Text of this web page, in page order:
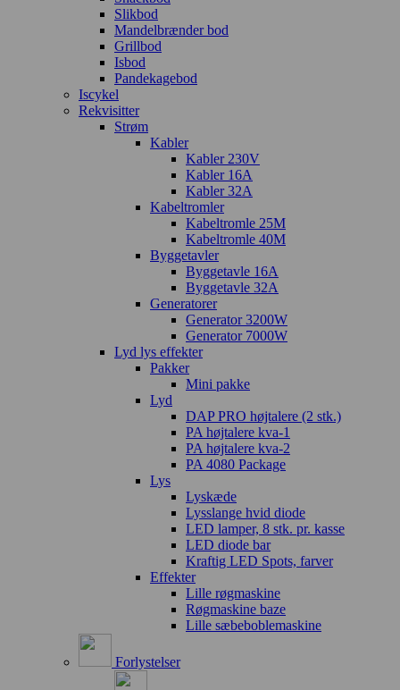
Slikbod
Mandelbrænder bod
Grillbod
Isbod
Pandekagebod
Iscykel
Rekvisitter
Strøm
Kabler
Kabler 230V
Kabler 16A
Kabler 32A
Kabeltromler
Kabeltromle 25M
Kabeltromle 40M
Byggetavler
Byggetavle 16A
Byggetavle 32A
Generatorer
Generator 3200W
Generator 7000W
Lyd lys effekter
Pakker
Mini pakke
Lyd
DAP PRO højtalere (2 stk.)
PA højtalere kva-1
PA højtalere kva-2
PA 4080 Package
Lys
Lyskæde
Lysslange hvid diode
LED lamper, 8 stk. pr. kasse
LED diode bar
Kraftig LED Spots, farver
Effekter
Lille røgmaskine
Røgmaskine baze
Lille sæbeboblemaskine
Forlystelser